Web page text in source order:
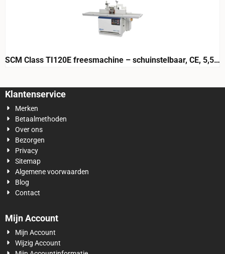
SCM Class TI120E freesmachine – schuinstelbaar, CE, 5,5
Klantenservice
Merken
Betaalmethoden
Over ons
Bezorgen
Privacy
Sitemap
Algemene voorwaarden
Blog
Contact
Mijn Account
Mijn Account
Wijzig Account